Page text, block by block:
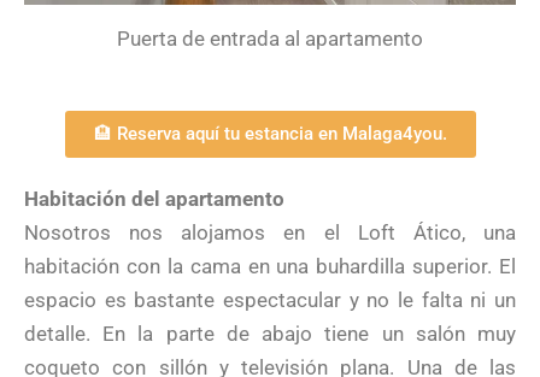
Puerta de entrada al apartamento
🏨 Reserva aquí tu estancia en Malaga4you.
Habitación del apartamento
Nosotros nos alojamos en el Loft Ático, una
habitación con la cama en una buhardilla superior. El
espacio es bastante espectacular y no le falta ni un
detalle. En la parte de abajo tiene un salón muy
coqueto con sillón y televisión plana. Una de las